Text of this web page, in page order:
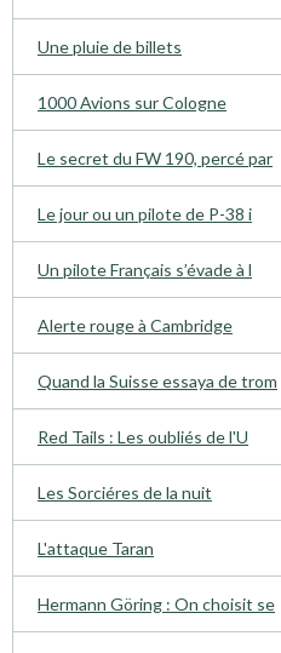
Une pluie de billets
1000 Avions sur Cologne
Le secret du FW 190, percé par
Le jour ou un pilote de P-38 i
Un pilote Français s’évade à l
Alerte rouge à Cambridge
Quand la Suisse essaya de trom
Red Tails : Les oubliés de l'U
Les Sorciéres de la nuit
L'attaque Taran
Hermann Göring : On choisit se